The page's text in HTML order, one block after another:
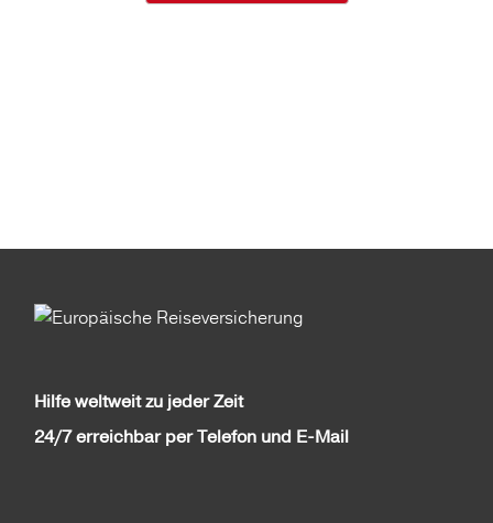
Hilfe weltweit zu jeder Zeit
24/7 erreichbar per Telefon und E-Mail